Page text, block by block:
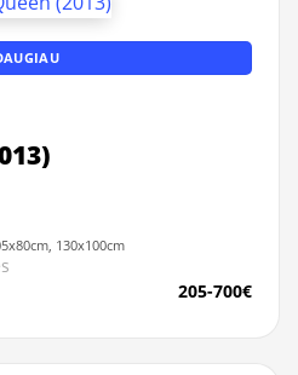
130x100cm
205-700€